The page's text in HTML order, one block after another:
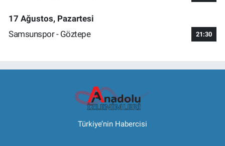
17 Ağustos, Pazartesi
Samsunspor - Göztepe
21:30
Türkiye’nin Habercisi